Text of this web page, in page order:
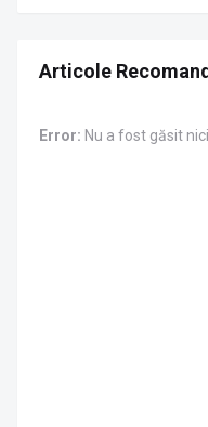
Articole
Error: Nu a fost găsit